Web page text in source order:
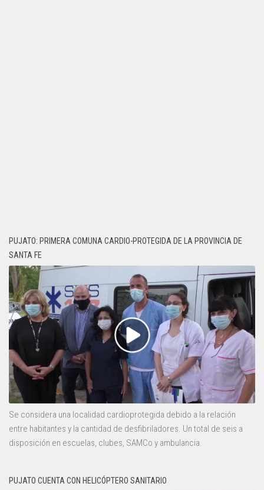
PUJATO: PRIMERA COMUNA CARDIO-PROTEGIDA DE LA PROVINCIA DE
SANTA FE
Se considera una localidad cardioprotegida debido a la relación
entre habitantes y la cantidad de desfibriladores. Un total de seis a
disposición en escuelas, clubes, SAMCo y ambulancia.
PUJATO CUENTA CON HELICÓPTERO SANITARIO